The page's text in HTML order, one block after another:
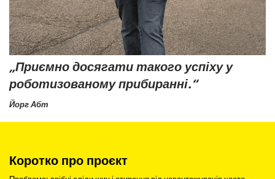
„Приємно досягати такого успіху у
роботизованому прибиранні.“
Йорг Абт
Коротко про проєкт